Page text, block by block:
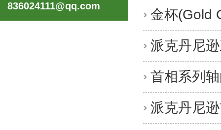
836024111@qq.com
金杯(Gold
派克丹尼
首相系列
派克丹尼